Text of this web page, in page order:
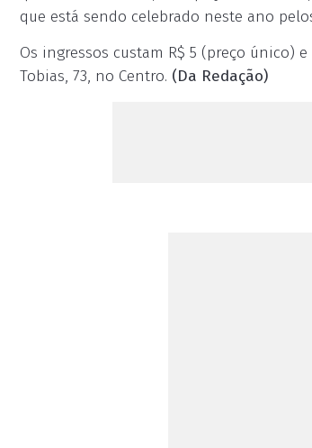
que está sendo celebrado neste ano
Os ingressos custam R$ 5 (preço único)
Tobias, 73, no Centro. (Da Redação)